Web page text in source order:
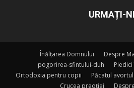
URMAȚI-
Înălțarea Domnului
Despre
pogorirea-sfintului-duh
Ortodoxia pentru copii
Păcatul
Crucea preoției